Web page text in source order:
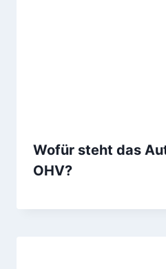
Wofür steht das
OHV?